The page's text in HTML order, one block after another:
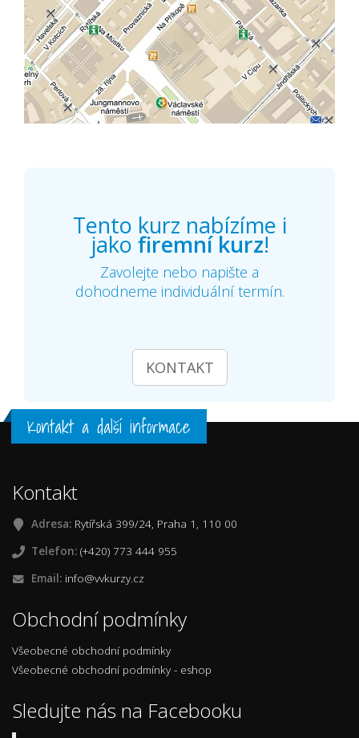
Tento kurz nabízíme i
jako firemní kurz!
Zavolejte nebo napište a
dohodneme individuální termín.
KONTAKT
Kontakt a další informace
Kontakt
Adresa: Rytířská 399/24, Praha 1, 110 00
Telefon: (+420) 773 444 955
Email: info@vvkurzy.cz
Obchodní podmínky
Všeobecné obchodní podmínky
Všeobecné obchodní podmínky - eshop
Sledujte nás na Facebooku